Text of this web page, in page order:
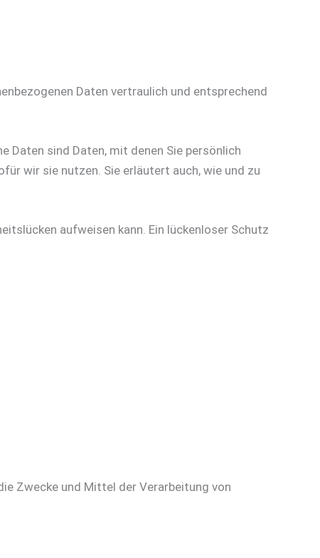
Daten vertraulich und entsprechend
Daten sind Daten, mit denen Sie persönlich
wir sie nutzen. Sie erläutert auch, wie und zu
aufweisen kann. Ein lückenloser Schutz
Zwecke und Mittel der Verarbeitung von